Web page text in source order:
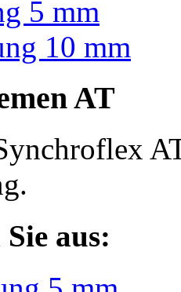
5 mm
10 mm
AT
aus: